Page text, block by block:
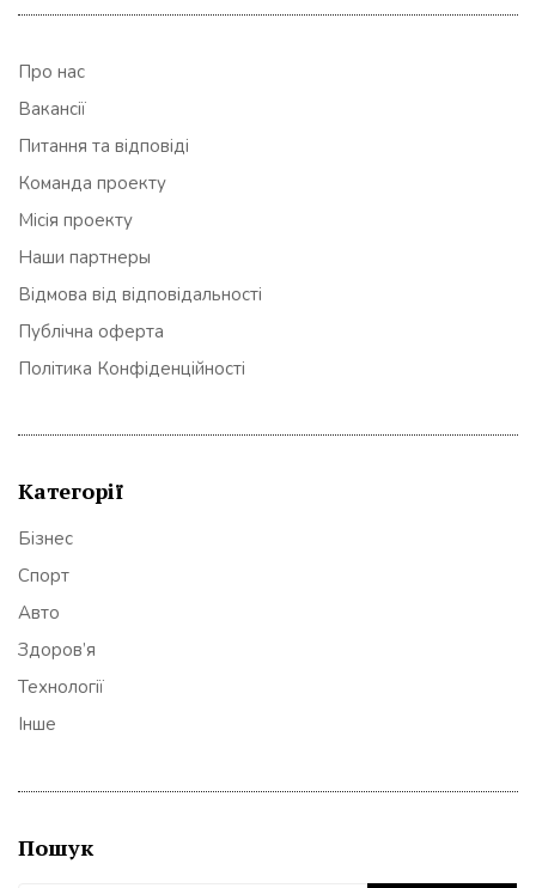
Про нас
Вакансії
Питання та відповіді
Команда проекту
Місія проекту
Наши партнеры
Відмова від відповідальності
Публічна оферта
Політика Конфіденційності
Категорії
Бізнес
Спорт
Авто
Здоров’я
Технології
Інше
Пошук